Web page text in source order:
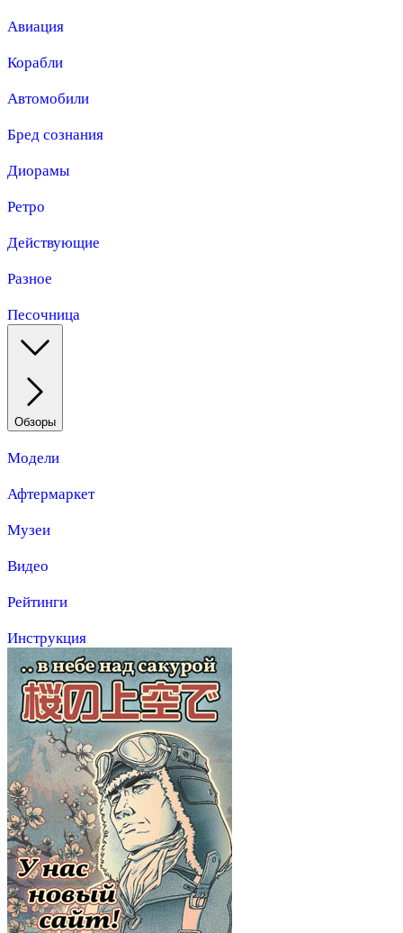
Авиация
Корабли
Автомобили
Бред сознания
Диорамы
Ретро
Действующие
Разное
Песочница
Обзоры
Модели
Афтермаркет
Музеи
Видео
Рейтинги
Инструкция